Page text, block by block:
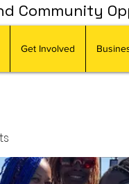
Community
Get Involved